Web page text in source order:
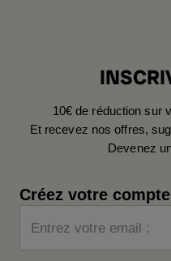
10€ de réduction sur
Et recevez nos offres,
Devenez
Créez votre
Entrez votre email :